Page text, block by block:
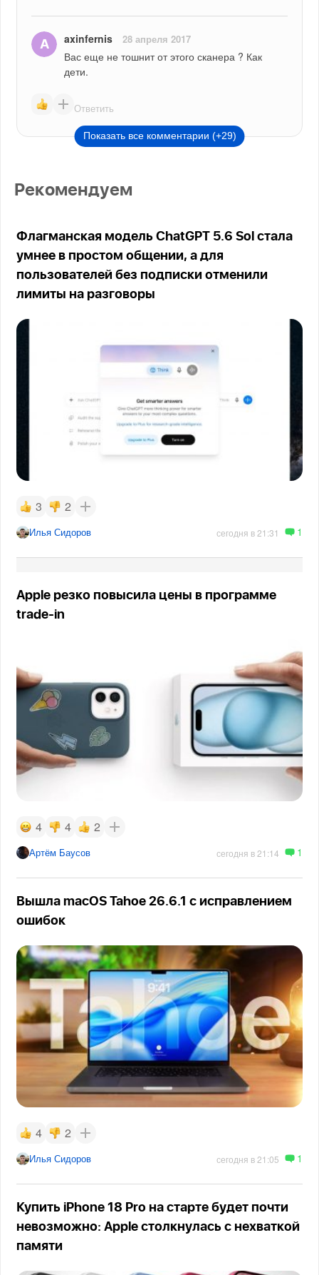
axinfernis 28 апреля 2017
Вас еще не тошнит от этого сканера ? Как
дети.
Ответить
Показать все комментарии (+29)
Рекомендуем
Флагманская модель ChatGPT 5.6 Sol стала
умнее в простом общении, а для
пользователей без подписки отменили
лимиты на разговоры
3 2
Илья Сидоров сегодня в 21:31 1
Apple резко повысила цены в программе
trade-in
4 4 2
Артём Баусов сегодня в 21:14 1
Вышла macOS Tahoe 26.6.1 с исправлением
ошибок
4 2
Илья Сидоров сегодня в 21:05 1
Купить iPhone 18 Pro на старте будет почти
невозможно: Apple столкнулась с нехваткой
памяти